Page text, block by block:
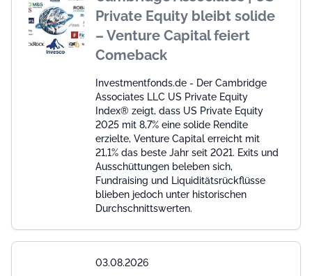
Private Equity bleibt solide
– Venture Capital feiert
Comeback
Investmentfonds.de - Der Cambridge
Associates LLC US Private Equity
Index® zeigt, dass US Private Equity
2025 mit 8,7% eine solide Rendite
erzielte, Venture Capital erreicht mit
21,1% das beste Jahr seit 2021. Exits und
Ausschüttungen beleben sich,
Fundraising und Liquiditätsrückflüsse
blieben jedoch unter historischen
Durchschnittswerten.
03.08.2026